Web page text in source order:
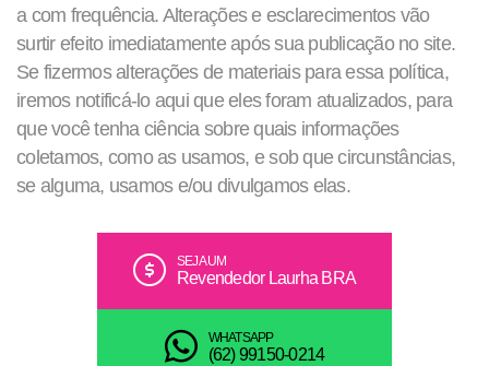
a com frequência. Alterações e esclarecimentos vão
surtir efeito imediatamente após sua publicação no site.
Se fizermos alterações de materiais para essa política,
iremos notificá-lo aqui que eles foram atualizados, para
que você tenha ciência sobre quais informações
coletamos, como as usamos, e sob que circunstâncias,
se alguma, usamos e/ou divulgamos elas.
SEJA UM
Revendedor Laurha BRA
WHATSAPP
(62) 99150-0214